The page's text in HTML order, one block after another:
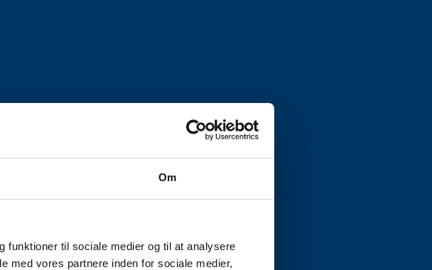
Om
funktioner til sociale medier og til at analysere
med vores partnere inden for sociale medier,